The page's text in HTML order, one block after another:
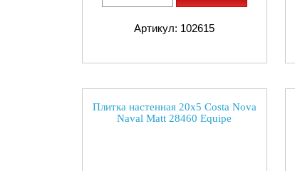
Артикул: 102615
Плитка настенная 20x5 Costa Nova
Naval Matt 28460 Equipe